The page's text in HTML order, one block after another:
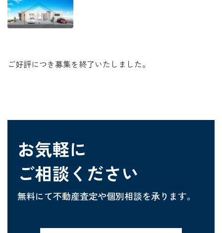
ご好評につき募集を終了いたしました。
お気軽に
ご相談ください
無料にて不動産査定や個別相談を承ります。